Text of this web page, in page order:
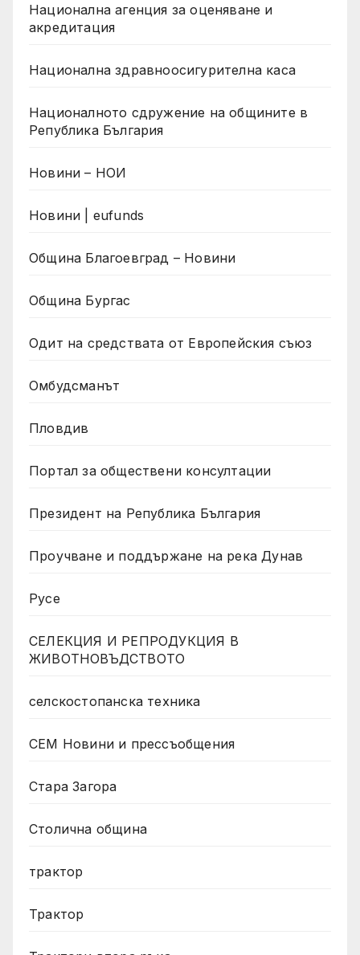
Национална агенция за оценяване и
акредитация
Национална здравноосигурителна каса
Националното сдружение на общините в
Република България
Новини – НОИ
Новини | eufunds
Община Благоевград – Новини
Община Бургас
Одит на средствата от Европейския съюз
Омбудсманът
Пловдив
Портал за обществени консултации
Президент на Република България
Проучване и поддържане на река Дунав
Русе
СЕЛЕКЦИЯ И РЕПРОДУКЦИЯ В
ЖИВОТНОВЪДСТВОТО
селскостопанска техника
СЕМ Новини и прессъобщения
Стара Загора
Столична община
трактор
Трактор